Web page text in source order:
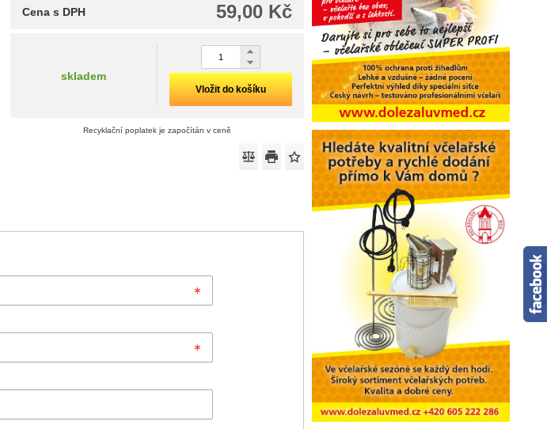
59,00 Kč
Cena s DPH
skladem
Vložit do košíku
Recyklační poplatek je započítán v ceně